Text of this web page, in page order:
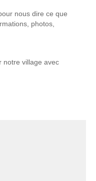
nous dire ce que
photos,
notre village avec